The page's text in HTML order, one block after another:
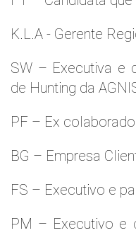
K.L.A - Gerente
SW – Executiva e
de Hunting da
PF – Ex
BG – Empresa
FS – Executivo e
PM – Executivo e